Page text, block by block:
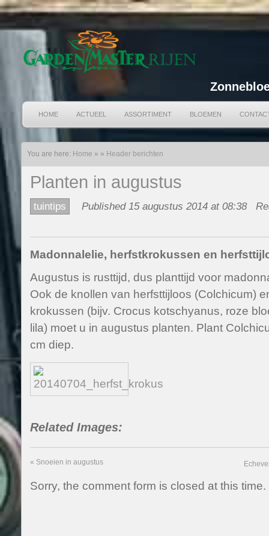
HOME ACTUEEL ASSORTIMENT BLOEMEN
You are here: Home » » Header berichten
Planten in augustus
tuintips Published 15 augustus 2014 at 08:38
Madonnalelie, herfstkrokussen en
Augustus is rusttijd, dus planttijd voor
Ook de knollen van herfsttijloos (Colchicum)
krokussen (bijv. Crocus kotschyanus, roze
lila) moet u in augustus planten. Plant
cm diep.
Related Images:
« Snoeien in augustus
Sorry, the comment form is closed at this time.